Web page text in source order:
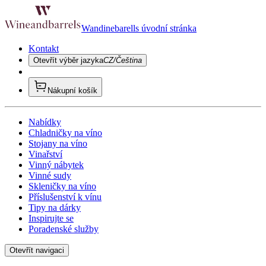
Wandinebarells úvodní stránka
Kontakt
Otevřít výběr jazykaCZ/Čeština
Nákupní košík
Nabídky
Chladničky na víno
Stojany na víno
Vinařství
Vinný nábytek
Vinné sudy
Skleničky na víno
Příslušenství k vínu
Tipy na dárky
Inspirujte se
Poradenské služby
Otevřít navigaci